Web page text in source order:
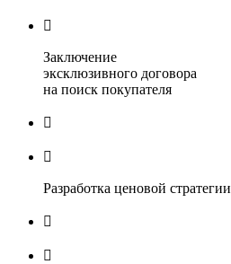

Заключение
эксклюзивного договора
на поиск покупателя


Разработка ценовой

